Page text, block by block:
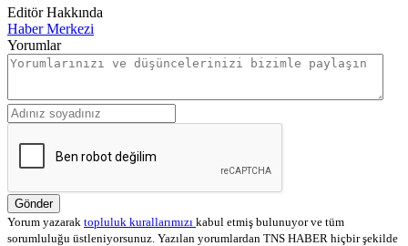
Editör Hakkında
Haber Merkezi
Yorumlar
Gönder
Yorum yazarak topluluk kurallarımızı kabul etmiş bulunuyor ve tüm
sorumluluğu üstleniyorsunuz. Yazılan yorumlardan TNS HABER hiçbir şekilde